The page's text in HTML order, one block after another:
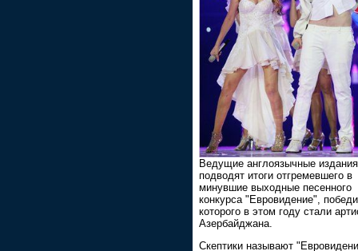
Ведущие англоязычные издания
подводят итоги отгремевшего в
минувшие выходные песенного
конкурса "Евровидение",
которого в этом году стали
Азербайджана.
Скептики называют